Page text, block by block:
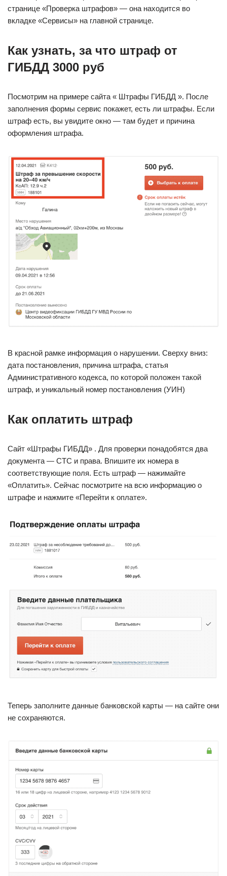
странице «Проверка штрафов» — она находится во
вкладке «Сервисы» на главной странице.
Как узнать, за что штраф от
ГИБДД 3000 руб
Посмотрим на примере сайта « Штрафы ГИБДД ». После
заполнения формы сервис покажет, есть ли штрафы. Если
штраф есть, вы увидите окно — там будет и причина
оформления штрафа.
В красной рамке информация о нарушении. Сверху вниз:
дата постановления, причина штрафа, статья
Административного кодекса, по которой положен такой
штраф, и уникальный номер постановления (УИН)
Как оплатить штраф
Сайт «Штрафы ГИБДД» . Для проверки понадобятся два
документа — СТС и права. Впишите их номера в
соответствующие поля. Есть штраф — нажимайте
«Оплатить». Сейчас посмотрите на всю информацию о
штрафе и нажмите «Перейти к оплате».
Теперь заполните данные банковской карты — на сайте они
не сохраняются.